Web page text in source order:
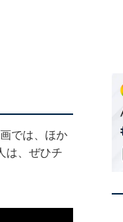
では、ほか
は、ぜひチ